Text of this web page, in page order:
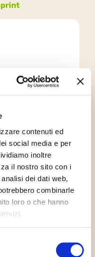
contenuti ed
social media e per
inoltre
il nostro sito con i
dei dati web,
combinarle
loro o che hanno
(13.2kg)